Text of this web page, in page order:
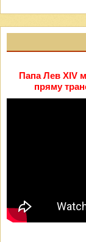
Папа Лев XIV
пряму